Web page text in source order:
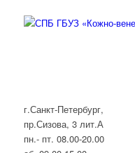
г.Санкт-Петербург,
пр.Сизова, 3 лит.А
пн.- пт. 08.00-20.00